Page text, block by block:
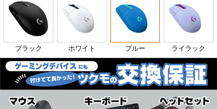
ブラック ホワイト ブルー ライラック